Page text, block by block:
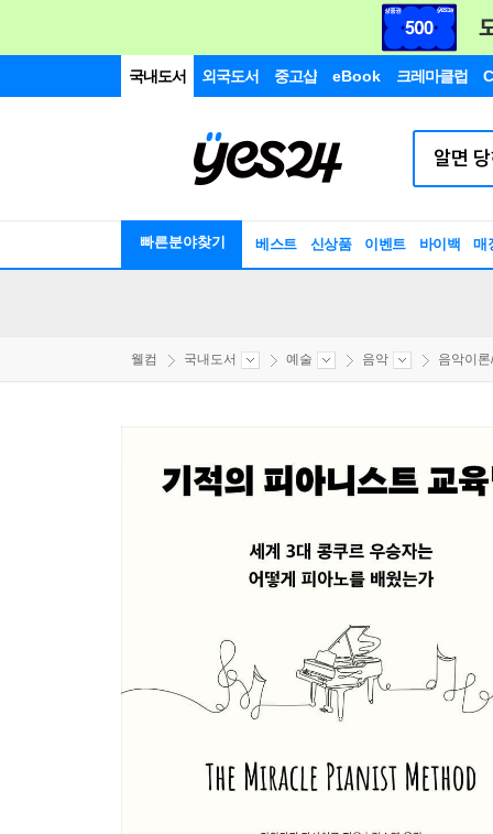
국내도서 외국도서 중고샵 eBook 크레마클럽
빠른분야찾기 베스트 신상품 이벤트 바이백 매
웰컴 국내도서 예술 음악 음악이